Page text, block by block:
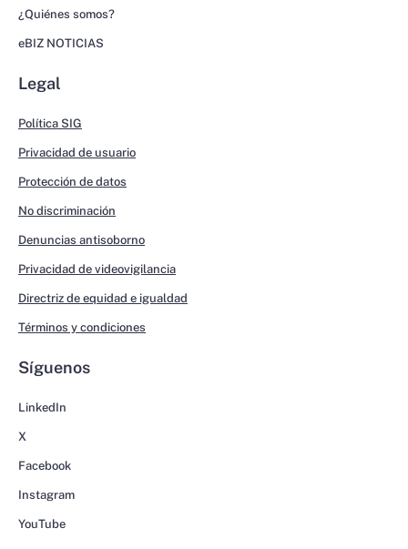
¿Quiénes somos?
eBIZ NOTICIAS
Legal
Política SIG
Privacidad de usuario
Protección de datos
No discriminación
Denuncias antisoborno
Privacidad de videovigilancia
Directriz de equidad e igualdad
Términos y condiciones
Síguenos
LinkedIn
X
Facebook
Instagram
YouTube